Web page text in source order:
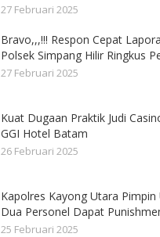
27 Februari 2025
Bravo,,,!!! Respon Cepat
Polsek Simpang Hilir Ringkus
27 Februari 2025
Kuat Dugaan Praktik Judi
GGI Hotel Batam
26 Februari 2025
Kapolres Kayong Utara Pimpin
Dua Personel Dapat
25 Februari 2025